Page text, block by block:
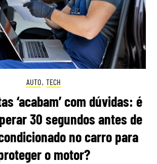
AUTO, TECH
‘acabam’ com dúvidas: é
30 segundos antes de
no carro para
o motor?